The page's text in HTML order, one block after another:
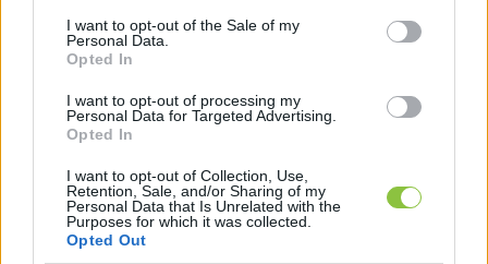
consent section.
I want to opt-out of the Sale of my
Personal Data.
Opted In
I want to opt-out of processing my
Personal Data for Targeted Advertising.
Opted In
I want to opt-out of Collection, Use,
Retention, Sale, and/or Sharing of my
Personal Data that Is Unrelated with the
Purposes for which it was collected.
Opted Out
lemaradtunk, de abszolútban a 161-ből 22.-ek
lettünk, CUP2-ben negyedikek, CUP2 AM-ban
pedig másodikként értünk célba. Igazából ha a
verseny előtt elénk teszik ezt az eredményt,
A tavalyihoz képest összességében hogy
sikerült a verseny, milyen élményekkel